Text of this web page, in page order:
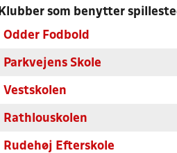
Klubber som benytter
Odder Fodbold
Parkvejens Skole
Vestskolen
Rathlouskolen
Rudehøj Efterskole